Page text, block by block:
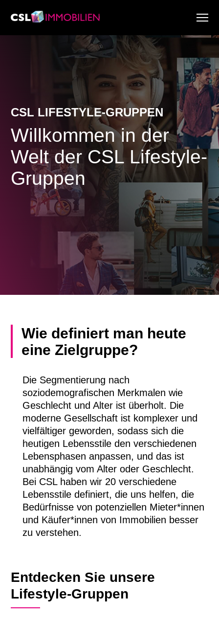
Immobiliensuche
Karriere
Dienstleistungen
Research & Marktberichte
CSL LIFESTYLE-GRUPPEN
Willkommen in der
Welt der CSL Lifestyle-
Gruppen
Wie definiert man heute
eine Zielgruppe?
Die Segmentierung nach
soziodemografischen Merkmalen wie
Geschlecht und Alter ist überholt. Die
moderne Gesellschaft ist komplexer und
vielfältiger geworden, sodass sich die
heutigen Lebensstile den verschiedenen
Lebensphasen anpassen, und das ist
unabhängig vom Alter oder Geschlecht.
Bei CSL haben wir 20 verschiedene
Lebensstile definiert, die uns helfen, die
Bedürfnisse von potenziellen Mieter*innen
und Käufer*innen von Immobilien besser
zu verstehen.
Entdecken Sie unsere
Lifestyle-Gruppen